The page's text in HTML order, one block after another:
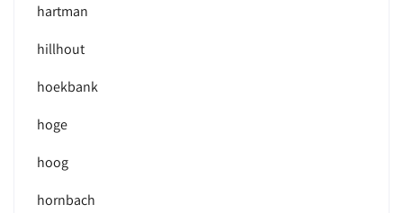
hartman
hillhout
hoekbank
hoge
hoog
hornbach